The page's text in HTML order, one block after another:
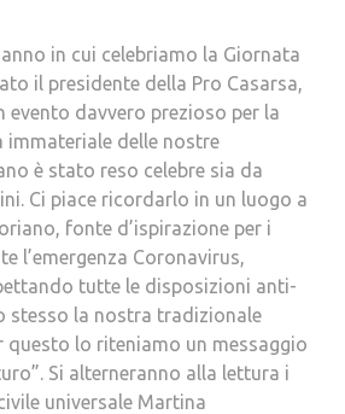
in cui celebriamo la Giornata
il presidente della Pro Casarsa,
evento davvero prezioso per la
immateriale delle nostre
è stato reso celebre sia da
Ci piace ricordarlo in un luogo a
fonte d’ispirazione per i
l’emergenza Coronavirus,
tutte le disposizioni anti-
stesso la nostra tradizionale
questo lo riteniamo un messaggio
Si alterneranno alla lettura i
universale Martina